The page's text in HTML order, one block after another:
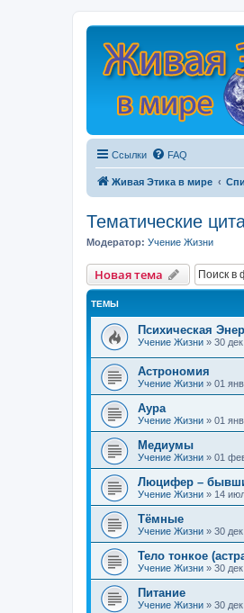
Ссылки FAQ
Живая Этика в мире
Тематические
Модератор: Учение Жизни
Новая тема
ТЕМЫ
Психическая
Учение Жизни » 30
Астрономия
Учение Жизни » 01
Аура
Учение Жизни » 01
Медиумы
Учение Жизни » 01
Люцифер –
Учение Жизни » 14
Тёмные
Учение Жизни » 30
Тело тонкое
Учение Жизни » 30
Питание
Учение Жизни » 30